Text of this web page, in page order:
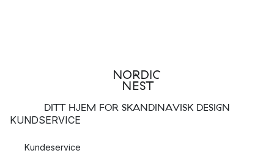
DITT HJEM FOR SKANDINAVISK DESIGN
KUNDSERVICE
Kundeservice